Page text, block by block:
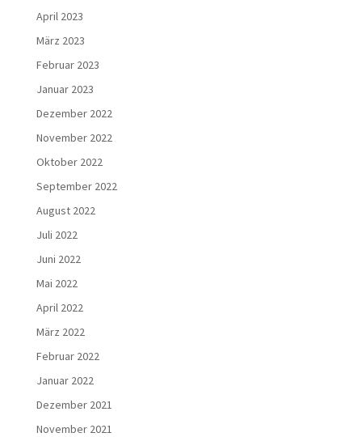
April 2023
März 2023
Februar 2023
Januar 2023
Dezember 2022
November 2022
Oktober 2022
September 2022
August 2022
Juli 2022
Juni 2022
Mai 2022
April 2022
März 2022
Februar 2022
Januar 2022
Dezember 2021
November 2021